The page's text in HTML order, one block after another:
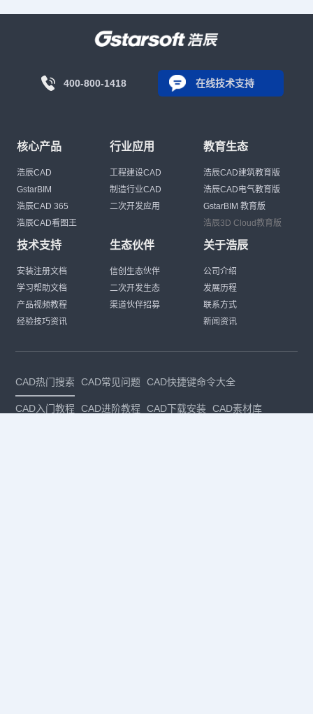
400-800-1418 在线技术支持
核心产品
浩辰CAD
GstarBIM
浩辰CAD 365
浩辰CAD看图王
行业应用
工程建设CAD
制造行业CAD
二次开发应用
教育生态
浩辰CAD建筑教育版
浩辰CAD电气教育版
GstarBIM 教育版
浩辰3D Cloud教育版
技术支持
安装注册文档
学习帮助文档
产品视频教程
经验技巧资讯
生态伙伴
信创生态伙伴
二次开发生态
渠道伙伴招募
关于浩辰
公司介绍
发展历程
联系方式
新闻资讯
CAD热门搜索 CAD常见问题 CAD快捷键命令大全
CAD入门教程 CAD进阶教程 CAD下载安装 CAD素材库